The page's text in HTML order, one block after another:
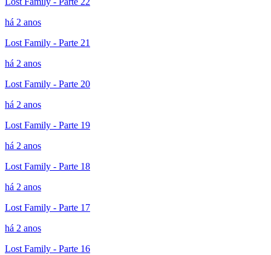
há 2 anos
Lost Family - Parte 21
há 2 anos
Lost Family - Parte 20
há 2 anos
Lost Family - Parte 19
há 2 anos
Lost Family - Parte 18
há 2 anos
Lost Family - Parte 17
há 2 anos
Lost Family - Parte 16